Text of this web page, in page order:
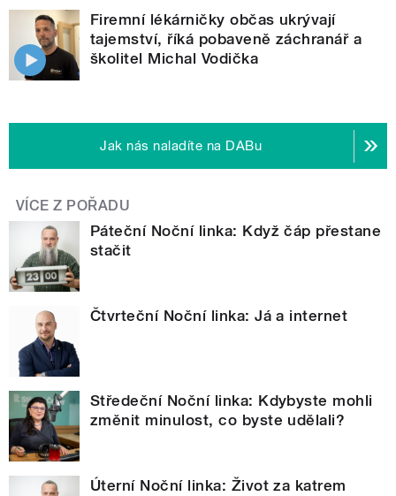
Firemní lékárničky občas ukrývají
tajemství, říká pobaveně záchranář a
školitel Michal Vodička
Jak nás naladíte na DABu
VÍCE Z POŘADU
Páteční Noční linka: Když čáp přestane
stačit
Čtvrteční Noční linka: Já a internet
Středeční Noční linka: Kdybyste mohli
změnit minulost, co byste udělali?
Úterní Noční linka: Život za katrem